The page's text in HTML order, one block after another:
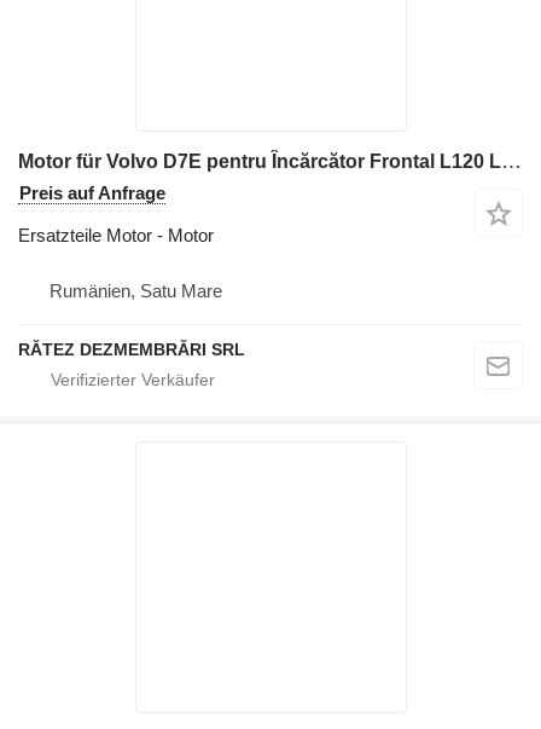
Motor für Volvo D7E pentru Încărcător Frontal L120 L110 Baumaschinen
Preis auf Anfrage
Ersatzteile Motor - Motor
Rumänien, Satu Mare
RĂTEZ DEZMEMBRĂRI SRL